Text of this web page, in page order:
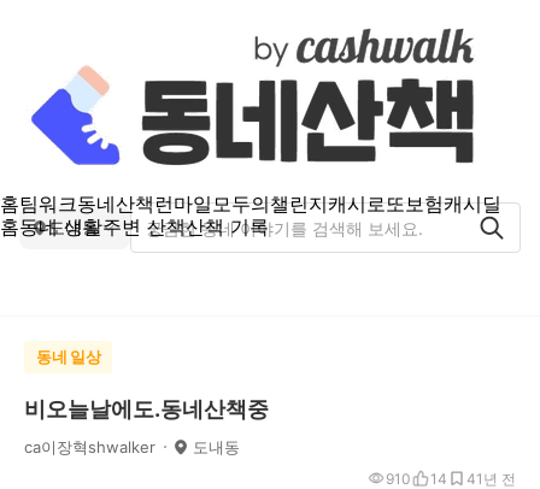
홈팀워크동네산책런마일모두의챌린지캐시로또보험캐시딜
홈동네 생활주변 산책산책 기록
도내동
동네 일상
비오늘날에도.동네산책중
ca이장혁shwalker 도내동
1년 전
910 14 4